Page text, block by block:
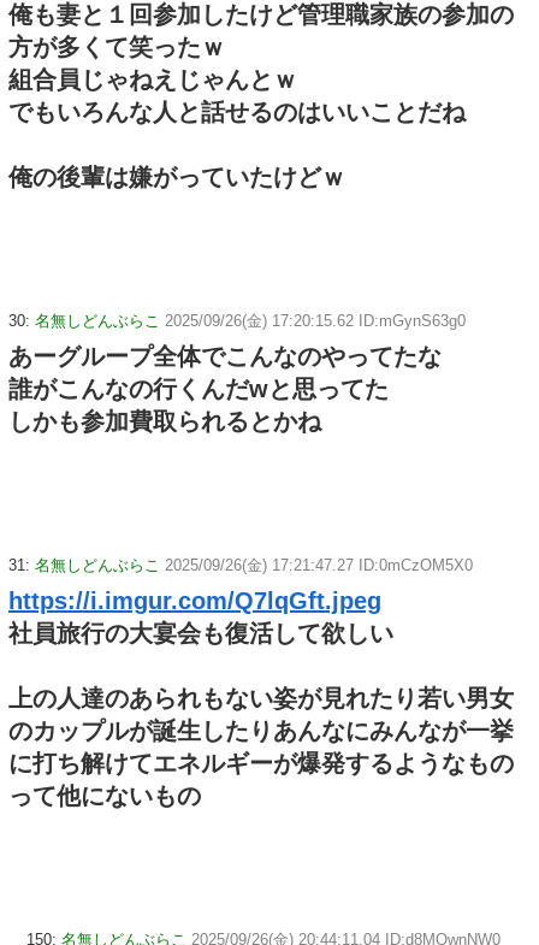
俺も妻と１回参加したけど管理職家族の参加の
方が多くて笑ったｗ
組合員じゃねえじゃんとｗ
でもいろんな人と話せるのはいいことだね
俺の後輩は嫌がっていたけどｗ
30: 名無しどんぶらこ 2025/09/26(金) 17:20:15.62 ID:mGynS63g0
あーグループ全体でこんなのやってたな
誰がこんなの行くんだwと思ってた
しかも参加費取られるとかね
31: 名無しどんぶらこ 2025/09/26(金) 17:21:47.27 ID:0mCzOM5X0
https://i.imgur.com/Q7lqGft.jpeg
社員旅行の大宴会も復活して欲しい
上の人達のあられもない姿が見れたり若い男女
のカップルが誕生したりあんなにみんなが一挙
に打ち解けてエネルギーが爆発するようなもの
って他にないもの
150: 名無しどんぶらこ 2025/09/26(金) 20:44:11.04 ID:d8MOwnNW0